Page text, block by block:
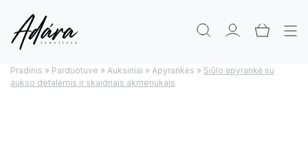
Pradinis » Parduotuve » Auksiniai » Apyrankės » Siūlo apyrankė su
aukso detalėmis ir skaidriais akmenukais